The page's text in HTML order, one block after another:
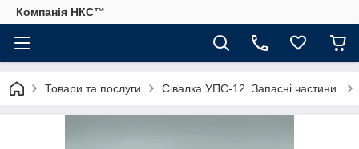
Компанія НКС™
Товари та послуги Сівалка УПС-12. Запасні частини.